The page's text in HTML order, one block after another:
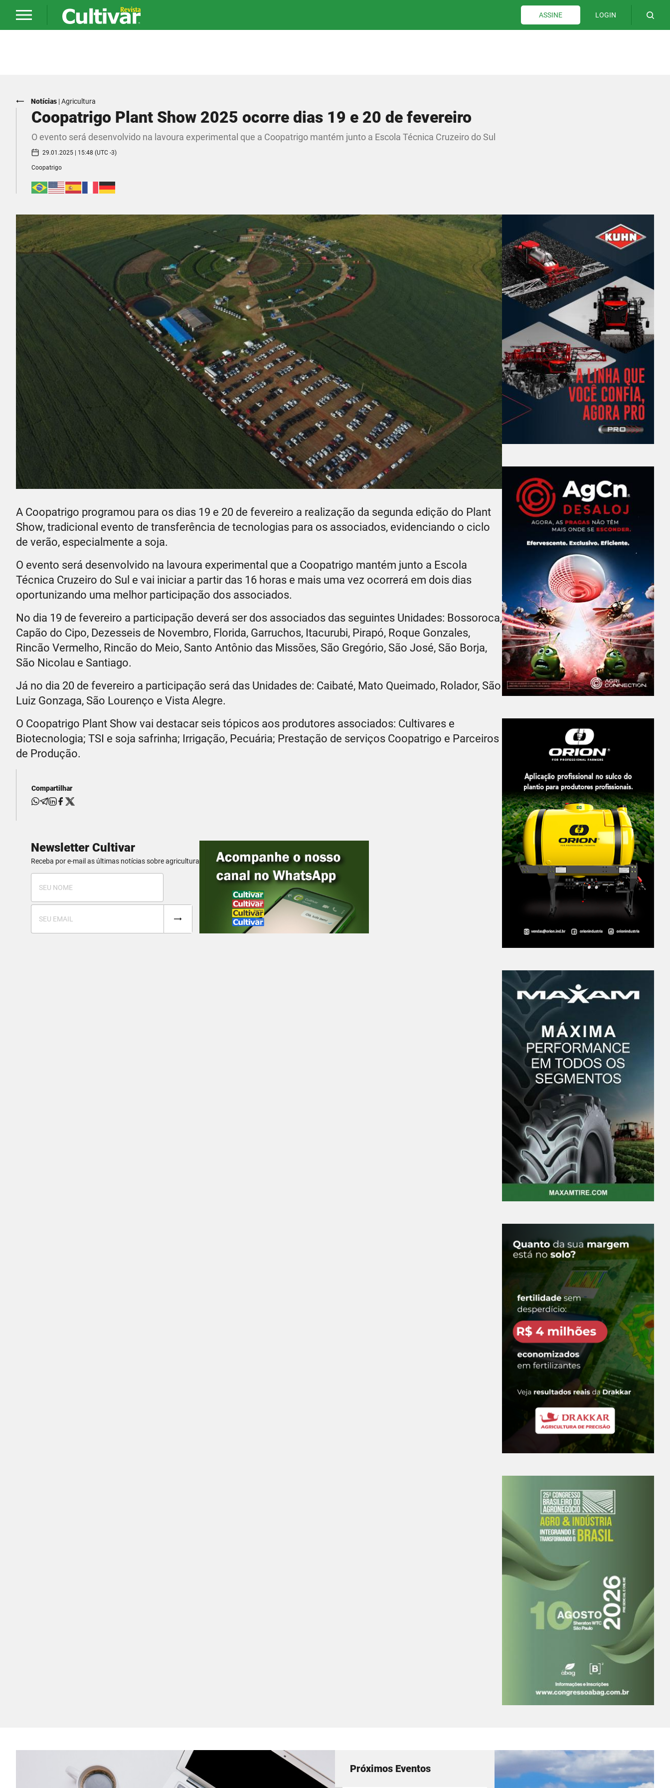
ASSINE LOGIN
Notícias |Agricultura
Coopatrigo Plant Show 2025 ocorre dias 19 e 20 de fevereiro
O evento será desenvolvido na lavoura experimental que a Coopatrigo mantém junto a Escola Técnica Cruzeiro do Sul
29.01.2025 | 15:48 (UTC -3)
Coopatrigo
A Coopatrigo programou para os dias 19 e 20 de fevereiro a realização da segunda edição do Plant
Show, tradicional evento de transferência de tecnologias para os associados, evidenciando o ciclo
de verão, especialmente a soja.
O evento será desenvolvido na lavoura experimental que a Coopatrigo mantém junto a Escola
Técnica Cruzeiro do Sul e vai iniciar a partir das 16 horas e mais uma vez ocorrerá em dois dias
oportunizando uma melhor participação dos associados.
No dia 19 de fevereiro a participação deverá ser dos associados das seguintes Unidades: Bossoroca,
Capão do Cipo, Dezesseis de Novembro, Florida, Garruchos, Itacurubi, Pirapó, Roque Gonzales,
Rincão Vermelho, Rincão do Meio, Santo Antônio das Missões, São Gregório, São José, São Borja,
São Nicolau e Santiago.
Já no dia 20 de fevereiro a participação será das Unidades de: Caibaté, Mato Queimado, Rolador, São
Luiz Gonzaga, São Lourenço e Vista Alegre.
O Coopatrigo Plant Show vai destacar seis tópicos aos produtores associados: Cultivares e
Biotecnologia; TSI e soja safrinha; Irrigação, Pecuária; Prestação de serviços Coopatrigo e Parceiros
de Produção.
Compartilhar
Newsletter Cultivar
Receba por e-mail as últimas notícias sobre agricultura
Próximos Eventos